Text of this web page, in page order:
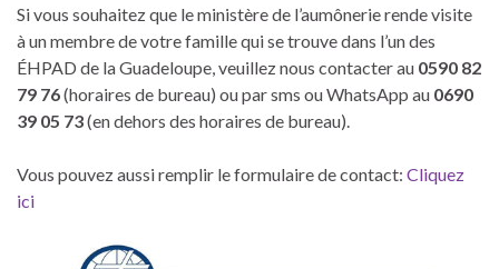
Si vous souhaitez que le ministère de l’aumônerie rende visite
à un membre de votre famille qui se trouve dans l’un des
ÉHPAD de la Guadeloupe, veuillez nous contacter au 0590 82
79 76(horaires de bureau) ou par sms ou WhatsApp au 0690
39 05 73(en dehors des horaires de bureau).
Vous pouvez aussi remplir le formulaire de contact: Cliquez
ici